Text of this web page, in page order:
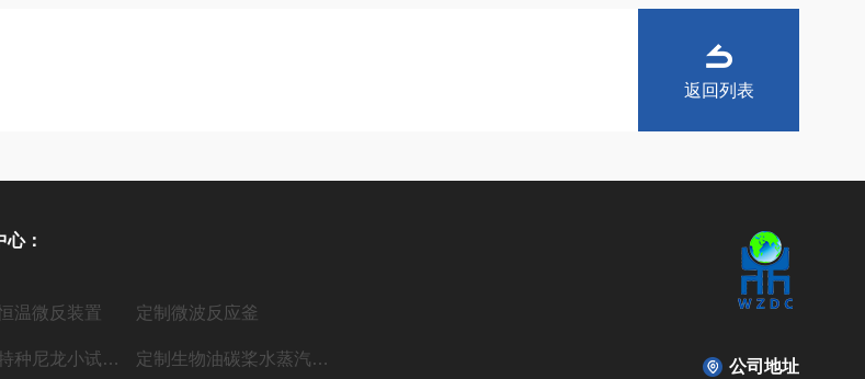
返回列表
心：
温微反装置 定制微波反应釜
非标定制特种尼龙小试聚合反应装置 定制生物油碳桨水蒸汽气化制氢液体燃料装置 公司地址